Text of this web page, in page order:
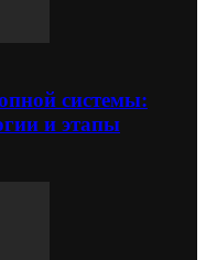
системы:
и этапы